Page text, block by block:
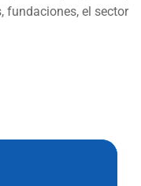
fundaciones, el sector